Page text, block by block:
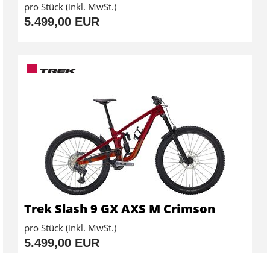
pro Stück (inkl. MwSt.)
5.499,00 EUR
Trek Slash 9 GX AXS M Crimson
pro Stück (inkl. MwSt.)
5.499,00 EUR